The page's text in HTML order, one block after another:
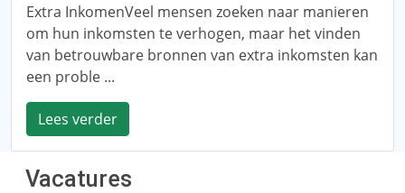
Extra InkomenVeel mensen zoeken naar manieren
om hun inkomsten te verhogen, maar het vinden
van betrouwbare bronnen van extra inkomsten kan
een proble ...
Lees verder
Vacatures